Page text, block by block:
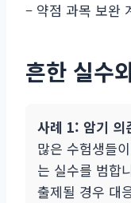
– 약점 과목 보완
흔한 실수
사례 1: 암기 의
많은 수험생들
는 실수를 범합
출제될 경우 대